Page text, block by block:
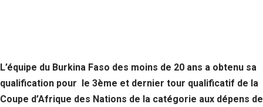
L’équipe du Burkina Faso des moins de 20 ans a obtenu sa
qualification pour le 3ème et dernier tour qualificatif de la
Coupe d’Afrique des Nations de la catégorie aux dépens de